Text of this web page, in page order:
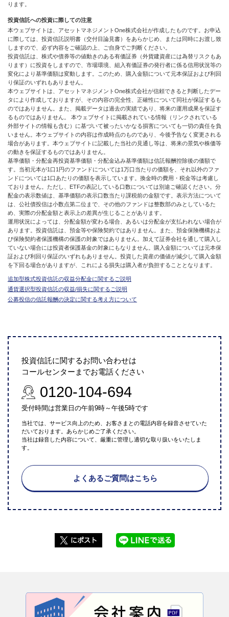
ります。
投資信託への投資に際しての注意
本ウェブサイトは、アセットマネジメントOne株式会社が作成したものです。お申込
に際しては、投資信託説明書（交付目論見書）をあらかじめ、または同時にお渡し致
しますので、必ず内容をご確認の上、ご自身でご判断ください。
投資信託は、株式や債券等の値動きのある有価証券（外貨建資産には為替リスクもあ
ります）に投資をしますので、市場環境、組入有価証券の発行者に係る信用状況等の
変化により基準価額は変動します。このため、購入金額について元本保証および利回
り保証のいずれもありません。
本ウェブサイトは、アセットマネジメントOne株式会社が信頼できると判断したデー
タにより作成しておりますが、その内容の完全性、正確性について同社が保証するも
のではありません。また、掲載データは過去の実績であり、将来の運用成果を保証す
るものではありません。 本ウェブサイトに掲載されている情報（リンクされている
外部サイトの情報も含む）に基づいて被ったいかなる損害についても一切の責任を負
いません。本ウェブサイトの内容は作成時点のものであり、今後予告なく変更される
場合があります。本ウェブサイトに記載した当社の見通し等は、将来の景気や株価等
の動きを保証するものではありません。
基準価額・分配金再投資基準価額・分配金込み基準価額は信託報酬控除後の価額で
す。当初元本が1口1円のファンドについては1万口当たりの価額を、それ以外のファ
ンドについては1口あたりの価額を表示しています。換金時の費用・税金等は考慮し
ておりません。ただし、ETFの表記している口数については別途ご確認ください。分
配金の表示数値は、基準価額の表示口数当たり課税前の金額です。表示方法について
は、公社債投信は小数点第二位まで、その他のファンドは整数部のみとしているた
め、実際の分配金額と表示上の差異が生じることがあります。
運用状況によっては、分配金額が変わる場合、あるいは分配金が支払われない場合が
あります。投資信託は、預金等や保険契約ではありません。また、預金保険機構およ
び保険契約者保護機構の保護の対象ではありません。加えて証券会社を通して購入し
ていない場合には投資者保護基金の対象にもなりません。購入金額については元本保
証および利回り保証のいずれもありません。投資した資産の価値が減少して購入金額
を下回る場合がありますが、これによる損失は購入者が負担することとなります。
追加型株式投資信託の収益分配金に関するご説明
通貨選択型投資信託の収益/損失に関するご説明
公募投信の信託報酬の決定に関する考え方について
投資信託に関するお問い合わせは
コールセンターまでお電話ください
0120-104-694
受付時間は営業日の午前9時～午後5時です
当社では、サービス向上のため、お客さまとの電話内容を録音させていた
だいております。あらかじめご了承ください。
当社は録音した内容について、厳重に管理し適切な取り扱いをいたしま
す。
よくあるご質問はこちら